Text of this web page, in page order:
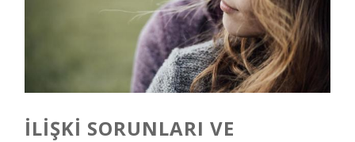
İLIŞKI SORUNLARI VE